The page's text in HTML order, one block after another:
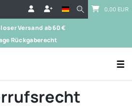
0,00 EUR
Versand ab 60 €
Rückgaberecht
☰